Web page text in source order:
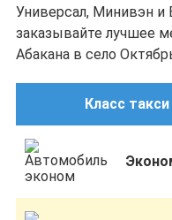
Универсал, Минивэн и
заказывайте лучшее
Абакана в село
Класс такси